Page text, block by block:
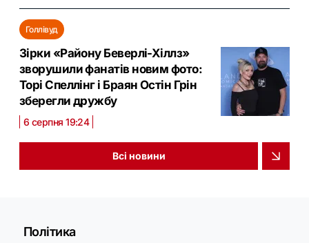
Голлівуд
Зірки «Району Беверлі-Хіллз»
зворушили фанатів новим фото:
Торі Спеллінг і Браян Остін Грін
зберегли дружбу
6 серпня 19:24
Всі новини
Політика